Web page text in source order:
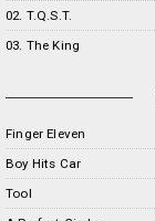
02. T.Q.S.T.
03. The King
Finger Eleven
Boy Hits Car
Tool